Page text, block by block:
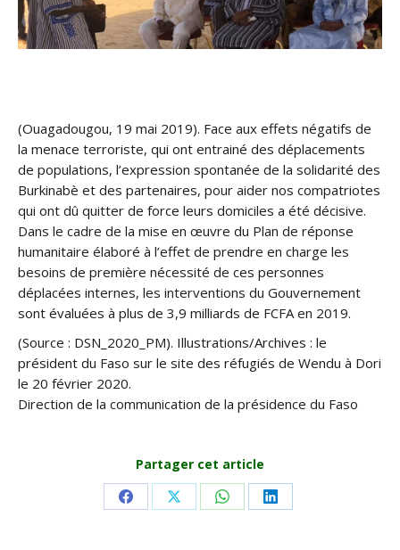
(Ouagadougou, 19 mai 2019). Face aux effets négatifs de
la menace terroriste, qui ont entrainé des déplacements
de populations, l’expression spontanée de la solidarité des
Burkinabè et des partenaires, pour aider nos compatriotes
qui ont dû quitter de force leurs domiciles a été décisive.
Dans le cadre de la mise en œuvre du Plan de réponse
humanitaire élaboré à l’effet de prendre en charge les
besoins de première nécessité de ces personnes
déplacées internes, les interventions du Gouvernement
sont évaluées à plus de 3,9 milliards de FCFA en 2019.
(Source : DSN_2020_PM). Illustrations/Archives : le
président du Faso sur le site des réfugiés de Wendu à Dori
le 20 février 2020.
Direction de la communication de la présidence du Faso
Partager cet article
Share Share Share Share